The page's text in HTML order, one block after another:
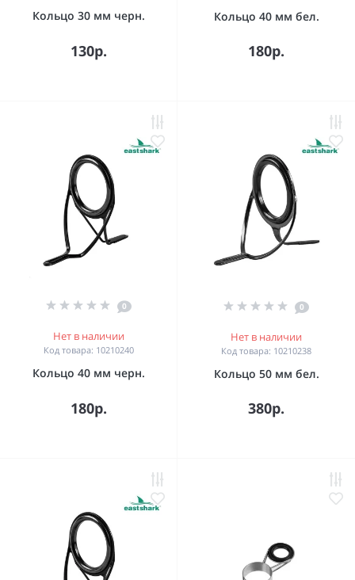
Кольцо 30 мм черн.
130р.
Кольцо 40 мм бел.
180р.
0
Нет в наличии
Код товара: 10210240
Кольцо 40 мм черн.
180р.
0
Нет в наличии
Код товара: 10210238
Кольцо 50 мм бел.
380р.